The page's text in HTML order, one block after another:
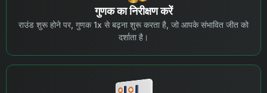
गुणक का निरीक्षण करें
राउंड शुरू होने पर, गुणक 1x से बढ़ना शुरू करता है, जो आपके संभावित जीत को
दर्शाता है।